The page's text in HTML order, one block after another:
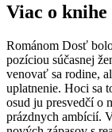
Viac o knihe
Románom Dosť
pozíciou súčasnej
venovať sa rodine,
uplatnenie. Hoci sa
osud ju presvedčí o
prázdnych ambícií.